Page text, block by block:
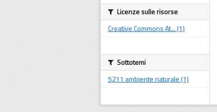
Licenze sulle risorse
Creative Commons At... (1)
Sottotemi
5211 ambiente naturale (1)